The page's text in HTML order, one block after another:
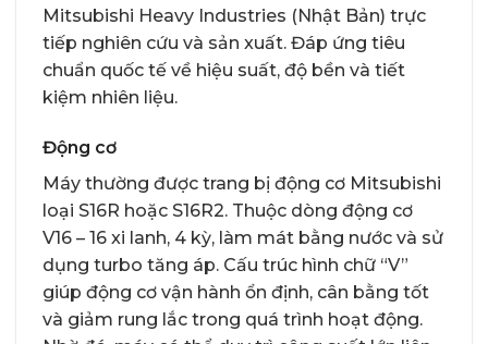
Mitsubishi Heavy Industries (Nhật Bản) trực
tiếp nghiên cứu và sản xuất. Đáp ứng tiêu
chuẩn quốc tế về hiệu suất, độ bền và tiết
kiệm nhiên liệu.
Động cơ
Máy thường được trang bị động cơ Mitsubishi
loại S16R hoặc S16R2. Thuộc dòng động cơ
V16 – 16 xi lanh, 4 kỳ, làm mát bằng nước và sử
dụng turbo tăng áp. Cấu trúc hình chữ “V”
giúp động cơ vận hành ổn định, cân bằng tốt
và giảm rung lắc trong quá trình hoạt động.